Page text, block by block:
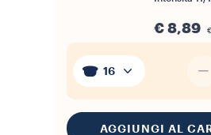
€ 8,89
16
AGGIUNGI AL